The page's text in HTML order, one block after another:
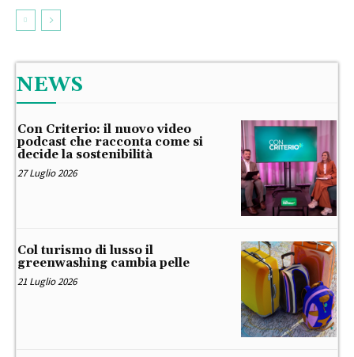
NEWS
Con Criterio: il nuovo video
podcast che racconta come si
decide la sostenibilità
27 Luglio 2026
Col turismo di lusso il
greenwashing cambia pelle
21 Luglio 2026